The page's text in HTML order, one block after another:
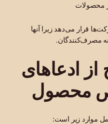
محصولات
قرار می‌دهد زیرا آنها
مصرف‌کنندگان.
از ادعاهای
محصول
موارد زیر است: